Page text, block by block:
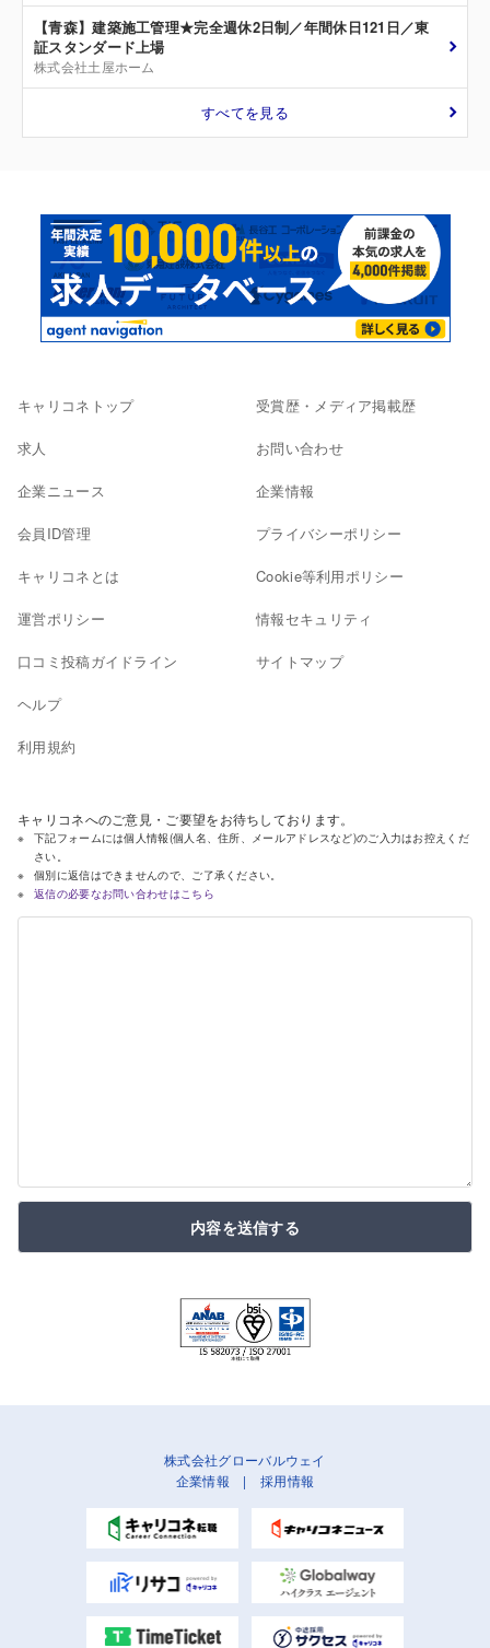
【青森】建築施工管理★完全週休2日制／年間休日121日／東
証スタンダード上場
株式会社土屋ホーム
すべてを見る
キャリコネトップ
求人
企業ニュース
会員ID管理
キャリコネとは
運営ポリシー
口コミ投稿ガイドライン
ヘルプ
利用規約
受賞歴・メディア掲載歴
お問い合わせ
企業情報
プライバシーポリシー
Cookie等利用ポリシー
情報セキュリティ
サイトマップ
キャリコネへのご意見・ご要望をお待ちしております。
下記フォームには個人情報(個人名、住所、メールアドレスなど)のご入力はお控えくだ
さい。
個別に返信はできませんので、ご了承ください。
返信の必要なお問い合わせはこちら
内容を送信する
株式会社グローバルウェイ
企業情報 | 採用情報